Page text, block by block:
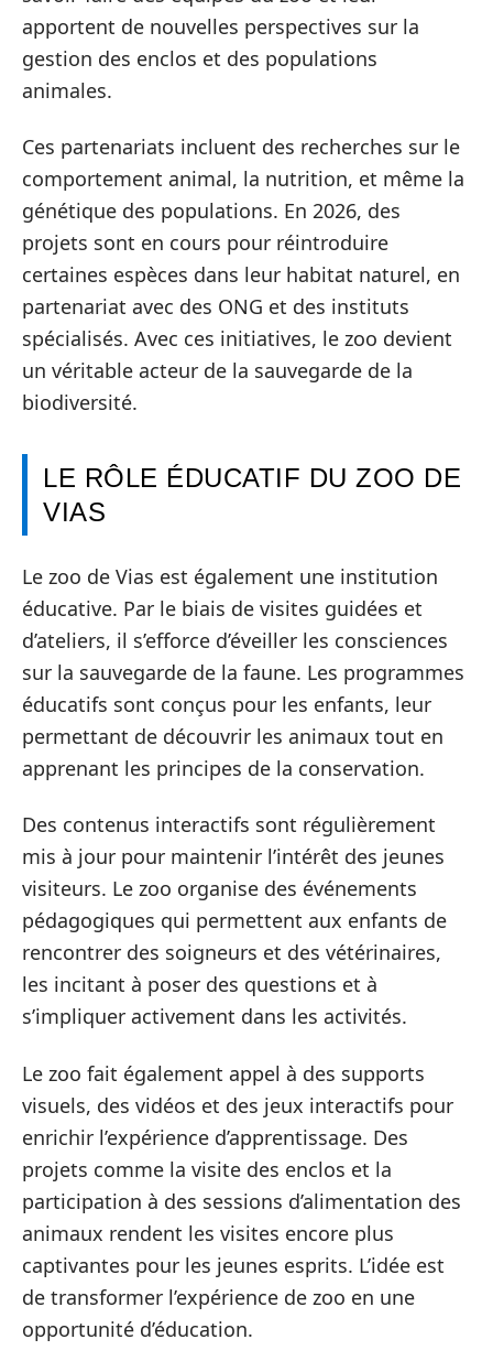
apportent de nouvelles perspectives sur la
gestion des enclos et des populations
animales.
Ces partenariats incluent des recherches sur le
comportement animal, la nutrition, et même la
génétique des populations. En 2026, des
projets sont en cours pour réintroduire
certaines espèces dans leur habitat naturel, en
partenariat avec des ONG et des instituts
spécialisés. Avec ces initiatives, le zoo devient
un véritable acteur de la sauvegarde de la
biodiversité.
LE RÔLE ÉDUCATIF DU ZOO DE
VIAS
Le zoo de Vias est également une institution
éducative. Par le biais de visites guidées et
d’ateliers, il s’efforce d’éveiller les consciences
sur la sauvegarde de la faune. Les programmes
éducatifs sont conçus pour les enfants, leur
permettant de découvrir les animaux tout en
apprenant les principes de la conservation.
Des contenus interactifs sont régulièrement
mis à jour pour maintenir l’intérêt des jeunes
visiteurs. Le zoo organise des événements
pédagogiques qui permettent aux enfants de
rencontrer des soigneurs et des vétérinaires,
les incitant à poser des questions et à
s’impliquer activement dans les activités.
Le zoo fait également appel à des supports
visuels, des vidéos et des jeux interactifs pour
enrichir l’expérience d’apprentissage. Des
projets comme la visite des enclos et la
participation à des sessions d’alimentation des
animaux rendent les visites encore plus
captivantes pour les jeunes esprits. L’idée est
de transformer l’expérience de zoo en une
opportunité d’éducation.